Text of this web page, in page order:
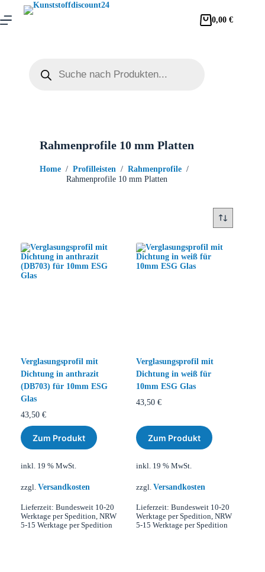
0,00€
Rahmenprofile 10 mm Platten
Home / Profilleisten / Rahmenprofile /
Rahmenprofile 10 mm Platten
Verglasungsprofil mit
Dichtung in anthrazit
(DB703) für 10mm ESG
Glas
43,50 €
Zum Produkt
inkl. 19 % MwSt.
zzgl. Versandkosten
Lieferzeit: Bundesweit 10-20
Werktage per Spedition, NRW
5-15 Werktage per Spedition
Verglasungsprofil mit
Dichtung in weiß für
10mm ESG Glas
43,50 €
Zum Produkt
inkl. 19 % MwSt.
zzgl. Versandkosten
Lieferzeit: Bundesweit 10-20
Werktage per Spedition, NRW
5-15 Werktage per Spedition